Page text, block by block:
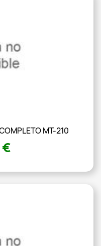
MT-210
€